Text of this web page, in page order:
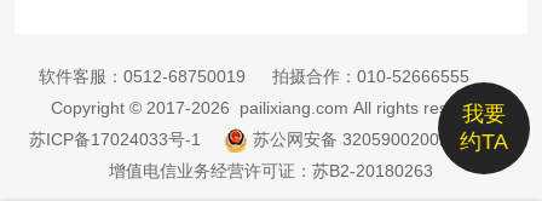
我要
约TA
软件客服： 0512-68750019 拍摄合作： 010-52666555
Copyright © 2017-2026 pailixiang.com All rights reserved
苏ICP备17024033号-1
苏公网安备 32059002002885号
增值电信业务经营许可证：苏B2-20180263